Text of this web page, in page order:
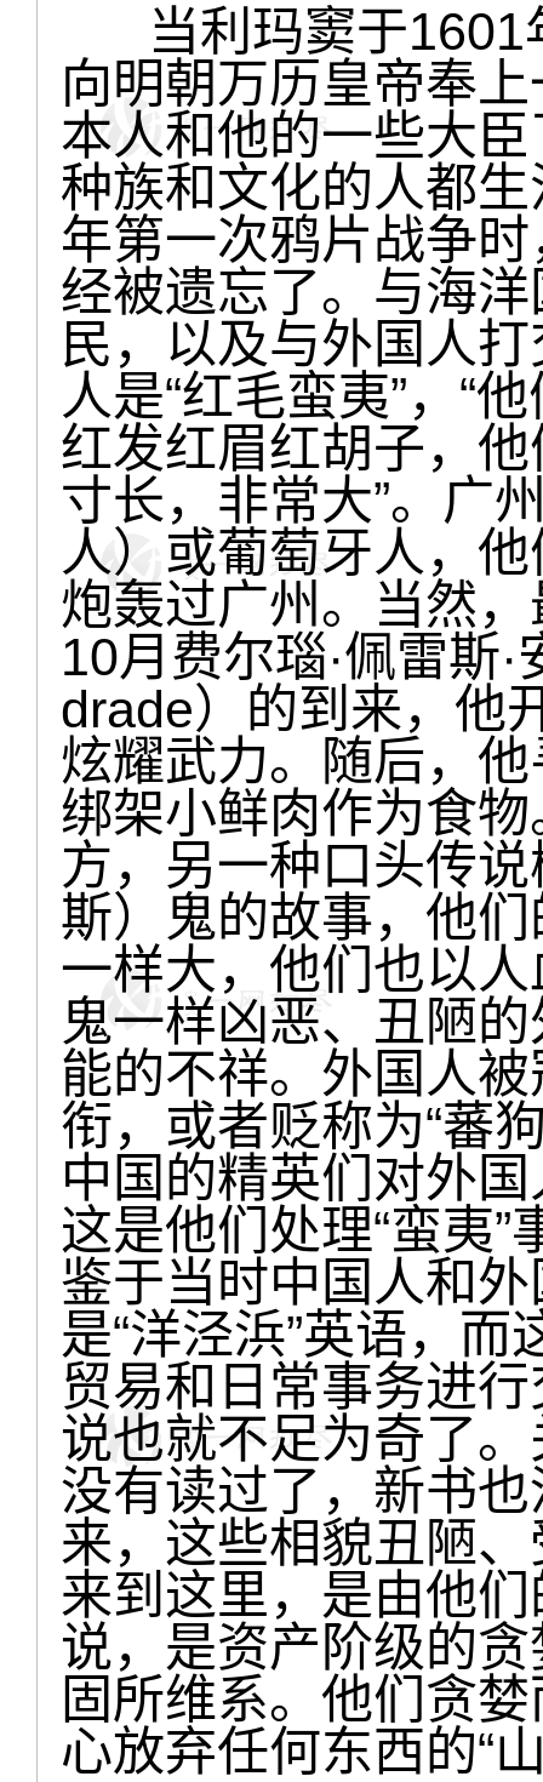
当利玛窦于1601
向明朝万历皇帝奉
本人和他的一些大
种族和文化的人都
年第一次鸦片战争
经被遗忘了。与海
民，以及与外国人
人是“红毛蛮夷”，“
红发红眉红胡子，
寸长，非常大”。广
人）或葡萄牙人，
炮轰过广州。当然
10月费尔瑙·佩雷斯
drade）的到来，他
炫耀武力。随后，
绑架小鲜肉作为食
方，另一种口头传
斯）鬼的故事，他
一样大，他们也以人
鬼一样凶恶、丑陋
能的不祥。外国人被
衔，或者贬称为“蕃
中国的精英们对外
这是他们处理“蛮夷
鉴于当时中国人和外
是“洋泾浜”英语，
贸易和日常事务进
说也就不足为奇了
没有读过了，新书
来，这些相貌丑陋
来到这里，是由他
说，是资产阶级的
固所维系。他们贪
心放弃任何东西的“